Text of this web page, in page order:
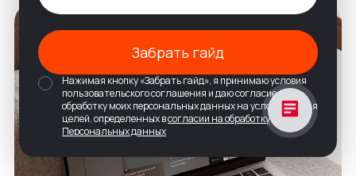
Забрать гайд
Нажимая кнопку «Забрать гайд», я принимаю условия
пользовательского соглашения и даю согласие на
обработку моих персональных данных на условиях и для
целей, определенных всогласии на обработку
Персональных данных